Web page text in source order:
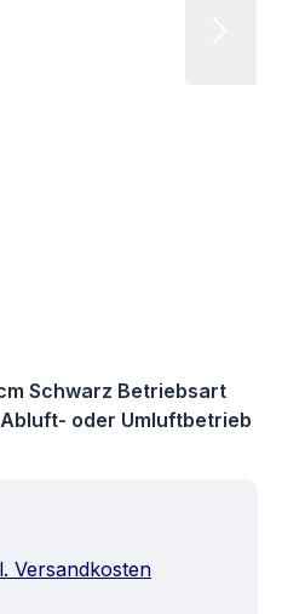
Schwarz Betriebsart
oder Umluftbetrieb
Versandkosten